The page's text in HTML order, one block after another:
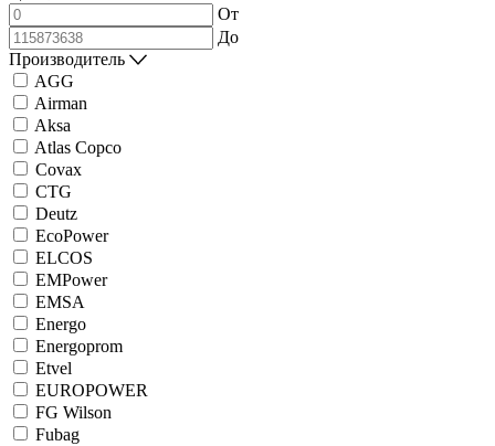
От
До
Производитель
AGG
Airman
Aksa
Atlas Copco
Covax
CTG
Deutz
EcoPower
ELCOS
EMPower
EMSA
Energo
Energoprom
Etvel
EUROPOWER
FG Wilson
Fubag